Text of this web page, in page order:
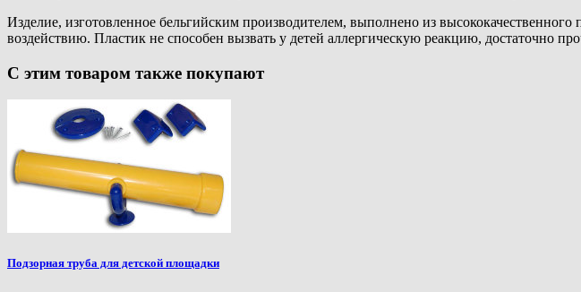
Изделие, изготовленное бельгийским производителем, выполнено из
воздействию. Пластик не способен вызвать у детей аллергическую реакцию, достаточно
С этим товаром также покупают
Подзорная труба для детской площадки